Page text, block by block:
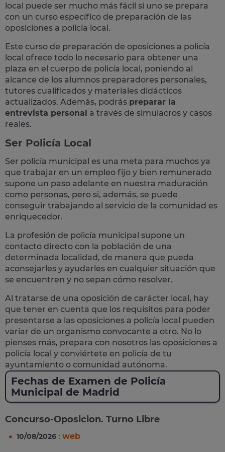
local puede ser mucho más fácil si uno se prepara
con un curso específico de preparación de las
oposiciones a policía local.
Este curso de preparación de oposiciones a policía
local ofrece todo lo necesario para obtener una
plaza en el cuerpo de policía local, poniendo al
alcance de los alumnos preparadores personales,
tutores cualificados y materiales didácticos
actualizados. Además, podrás preparar la
entrevista personal a través de simulacros y casos
reales.
Ser Policía Local
Ser policía municipal es una meta para muchos ya
que trabajar en un empleo fijo y bien remunerado
supone un paso adelante en nuestra maduración
como personas, pero si, además, se puede
conseguir trabajando al servicio de la comunidad es
enriquecedor.
La profesión de policía municipal supone un
contacto directo con la población de una
determinada localidad, de manera que pueda
aconsejarles y ayudarles en cualquier situación que
se encuentren y no sepan cómo resolver.
Al tratarse de una oposición de carácter local, hay
que tener en cuenta que los requisitos para poder
presentarse a las oposiciones a policía local pueden
variar de un organismo convocante a otro. No lo
pienses más, prepara con nosotros las oposiciones a
policía local y conviértete en policía de tu
ayuntamiento o comunidad autónoma.
Fechas de Examen de Policía
Municipal de Madrid
Concurso-Oposicion. Turno Libre
10/08/2026 : web